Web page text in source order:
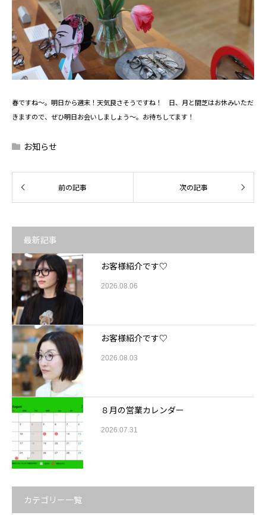
春ですね～。明日から週末！天気良さそうですね！ 日、月と間芝はお休みいただ
きますので、ぜひ明日お会いしましょう～。お待ちしてます！
お知らせ
最新記事
お客様紹介です♡
2026.08.06
お客様紹介です♡
2026.08.03
８月の営業カレンダー
2026.07.31
カテゴリー一覧